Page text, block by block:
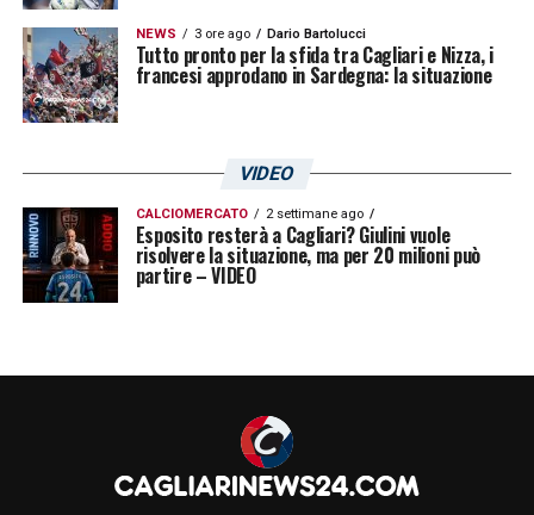
NEWS 3 ore ago Dario Bartolucci
Tutto pronto per la sfida tra Cagliari e Nizza, i
francesi approdano in Sardegna: la situazione
VIDEO
CALCIOMERCATO 2 settimane ago
Esposito resterà a Cagliari? Giulini vuole
risolvere la situazione, ma per 20 milioni può
partire – VIDEO